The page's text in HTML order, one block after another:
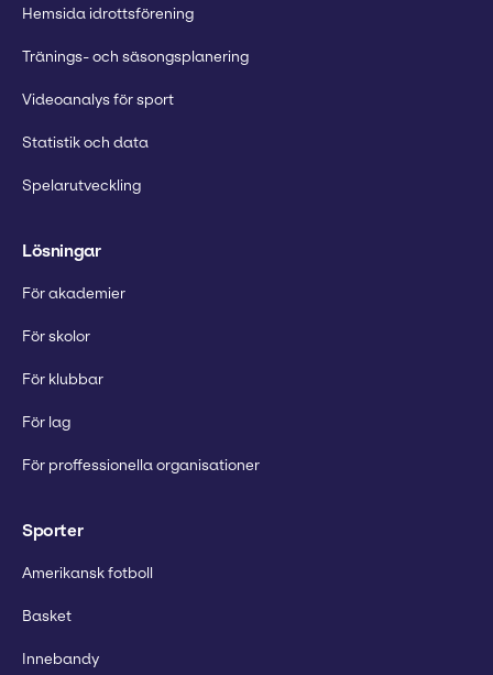
Hemsida idrottsförening
Tränings- och säsongsplanering
Videoanalys för sport
Statistik och data
Spelarutveckling
Lösningar
För akademier
För skolor
För klubbar
För lag
För proffessionella organisationer
Sporter
Amerikansk fotboll
Basket
Innebandy